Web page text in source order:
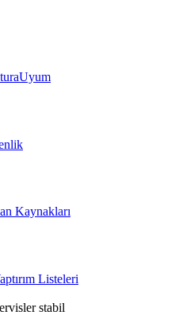
Uyum
Kaynakları
Listeleri
stabil